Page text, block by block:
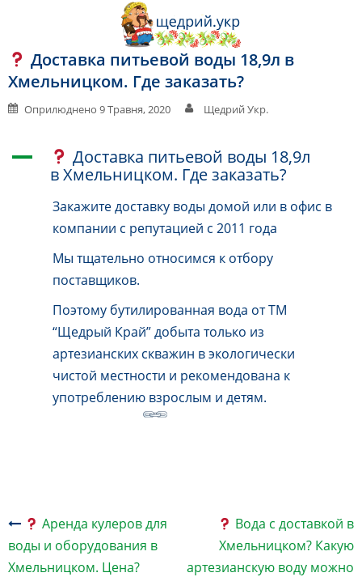
вмістуДоставка питьевой воды 18,9л в
Хмельницком. Где заказать?
Оприлюднено 9 Травня, 2020 Щедрий Укр.
A
Доставка питьевой воды 18,9л
в Хмельницком. Где заказать?
Закажите доставку воды домой или в офис в
компании с репутацией с 2011 года
Мы тщательно относимся к отбору
поставщиков.
Поэтому бутилированная вода от ТМ
“Щедрый Край” добыта только из
артезианских скважин в экологически
чистой местности и рекомендована к
употреблению взрослым и детям.
Навігація
по
запису
Аренда кулеров для
воды и оборудования в
Хмельницком. Цена?
Вода с доставкой в
Хмельницком? Какую
артезианскую воду можно